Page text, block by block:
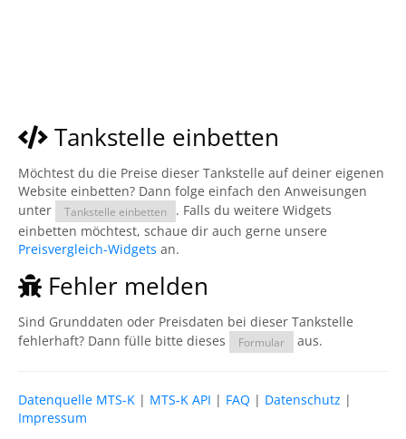
Tankstelle einbetten
Möchtest du die Preise dieser Tankstelle auf deiner eigenen
Website einbetten? Dann folge einfach den Anweisungen
unter
Tankstelle einbetten
. Falls du weitere Widgets
einbetten möchtest, schaue dir auch gerne unsere
Preisvergleich-Widgets an.
Fehler melden
Sind Grunddaten oder Preisdaten bei dieser Tankstelle
fehlerhaft? Dann fülle bitte dieses
Formular aus.
Datenquelle MTS-K | MTS-K API | FAQ | Datenschutz |
Impressum